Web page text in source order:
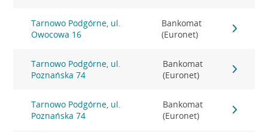
Tarnowo Podgórne, ul.
Owocowa 16
Bankomat
(Euronet)
Tarnowo Podgórne, ul.
Poznańska 74
Bankomat
(Euronet)
Tarnowo Podgórne, ul.
Poznańska 74
Bankomat
(Euronet)